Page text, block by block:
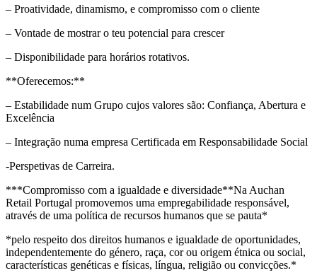
– Proatividade, dinamismo, e compromisso com o cliente
– Vontade de mostrar o teu potencial para crescer
– Disponibilidade para horários rotativos.
**Oferecemos:**
– Estabilidade num Grupo cujos valores são: Confiança, Abertura e
Excelência
– Integração numa empresa Certificada em Responsabilidade Social
-Perspetivas de Carreira.
***Compromisso com a igualdade e diversidade**Na Auchan
Retail Portugal promovemos uma empregabilidade responsável,
através de uma política de recursos humanos que se pauta*
*pelo respeito dos direitos humanos e igualdade de oportunidades,
independentemente do género, raça, cor ou origem étnica ou social,
características genéticas e físicas, língua, religião ou convicções.*